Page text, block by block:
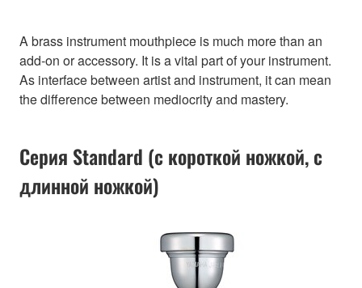
A brass instrument mouthpiece is much more than an
add-on or accessory. It is a vital part of your instrument.
As interface between artist and instrument, it can mean
the difference between mediocrity and mastery.
Серия Standard (с короткой ножкой, с
длинной ножкой)